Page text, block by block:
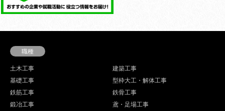
職種
土木工事
建築工事
基礎工事
型枠大工・解体工事
鉄筋工事
鉄骨工事
鍛冶工事
鳶・足場工事